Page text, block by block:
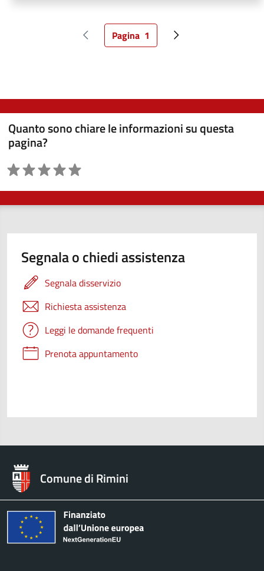
Pagina precedente
Pagina attuale
Pagina 1 Pagina successiva
Quanto sono chiare le informazioni su questa
pagina?
Valutazione
Segnala o chiedi assistenza
Segnala disservizio
Richiesta assistenza
Leggi le domande frequenti
Prenota appuntamento
Comune di Rimini